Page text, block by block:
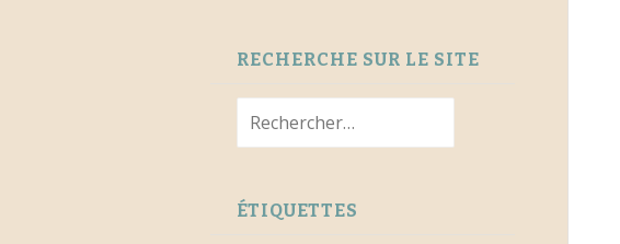
RECHERCHE SUR LE SITE
ÉTIQUETTES